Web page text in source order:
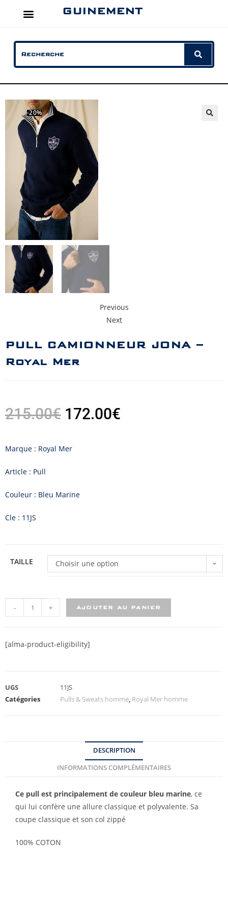
GUINEMENT
-20%
Previous
Next
PULL CAMIONNEUR JONA –
Royal Mer
215.00€ 172.00€
Marque : Royal Mer
Article : Pull
Couleur : Bleu Marine
Cle : 11JS
TAILLE Choisir une option
- + AJOUTER AU PANIER
[alma-product-eligibility]
UGS
11JS
Catégories
Pulls & Sweats homme, Royal Mer homme
DESCRIPTION
INFORMATIONS COMPLÉMENTAIRES
Ce pull est principalement de couleur bleu marine, ce
qui lui confère une allure classique et polyvalente. Sa
coupe classique et son col zippé
100% COTON